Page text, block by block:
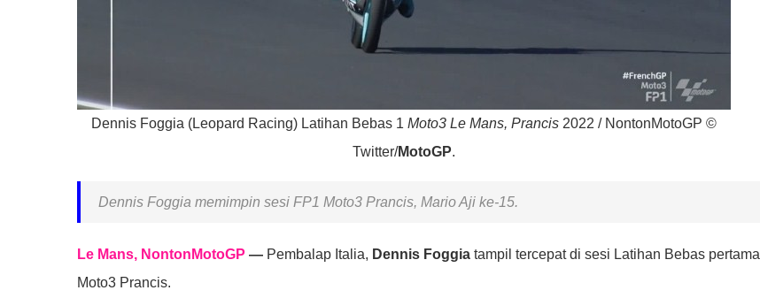
Dennis Foggia (Leopard Racing) Latihan Bebas 1 Moto3 Le Mans, Prancis 2022 / NontonMotoGP ©
Twitter/MotoGP.
Dennis Foggia memimpin sesi FP1 Moto3 Prancis, Mario Aji ke-15.
Le Mans, NontonMotoGP — Pembalap Italia, Dennis Foggia tampil tercepat di sesi Latihan Bebas pertama
Moto3 Prancis.